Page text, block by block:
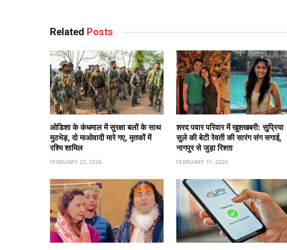
Related Posts
ओडिशा के कंधमाल में सुरक्षा बलों के साथ
मुठभेड़, दो माओवादी मारे गए, मृतकों में
रश्मि शामिल
FEBRUARY 23, 2026
शरद पवार परिवार में खुशखबरी: सुप्रिया
सुले की बेटी रेवती की सारंग संग सगाई,
नागपुर से जुड़ा रिश्ता
FEBRUARY 11, 2026